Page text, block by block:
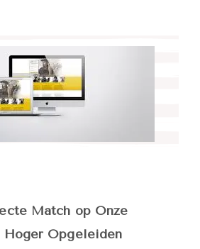
Match op Onze
Opgeleiden